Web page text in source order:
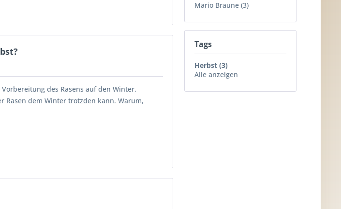
Mario Braune (3)
Tags
Herbst (3)
Alle anzeigen
des Rasens auf den Winter.
Rasen dem Winter trotzden kann. Warum,